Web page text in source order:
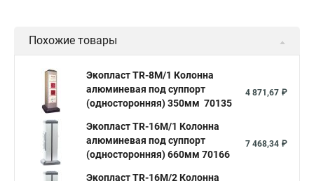
Похожие товары
Экопласт TR-8M/1 Колонна
алюминевая под суппорт
(односторонняя) 350мм 70135
4 871,67 ₽
Экопласт TR-16M/1 Колонна
алюминевая под суппорт
(односторонняя) 660мм 70166
7 468,34 ₽
Экопласт TR-16M/2 Колонна